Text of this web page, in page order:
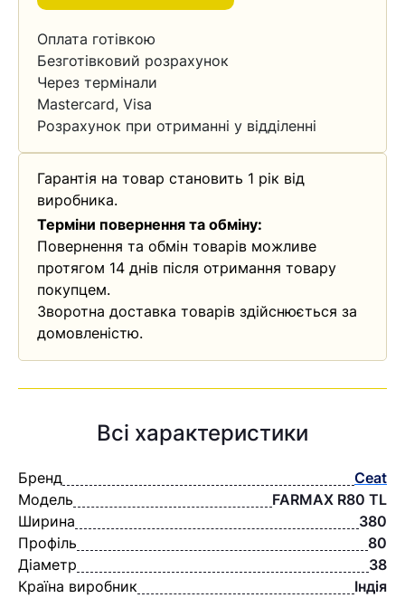
Оплата готівкою
Безготівковий розрахунок
Через термінали
Mastercard, Visa
Розрахунок при отриманні у відділенні
Гарантія на товар становить 1 рік від
виробника.
Терміни повернення та обміну:
Повернення та обмін товарів можливе
протягом 14 днів після отримання товару
покупцем.
Зворотна доставка товарів здійснюється за
домовленістю.
Всі характеристики
Бренд
Ceat
Модель
FARMAX R80 TL
Ширина
380
Профіль
80
Діаметр
38
Країна виробник
Індія